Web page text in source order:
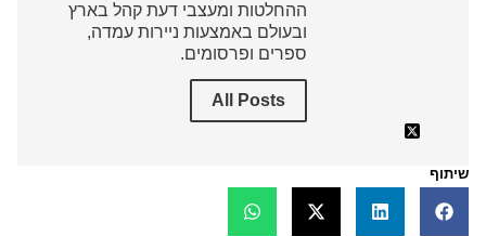
ההחלטות ומעצבי דעת קהל בארץ
ובעולם באמצעות ניירות עמדה,
ספרים ופרסומים.
All Posts
שיתוף